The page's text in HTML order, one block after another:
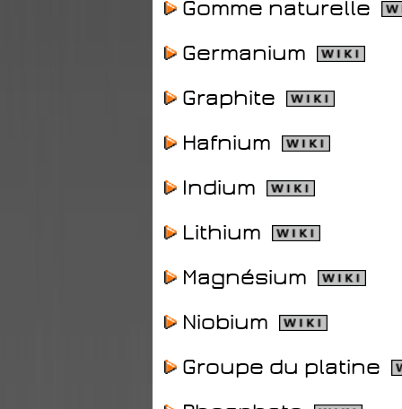
Gomme naturelle
Germanium
Graphite
Hafnium
Indium
Lithium
Magnésium
Niobium
Groupe du platine